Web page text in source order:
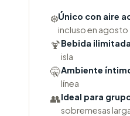
❄️Único con aire
incluso en agosto
🍹Bebida
isla
🤫Ambiente
línea
👥Ideal para
sobremesas